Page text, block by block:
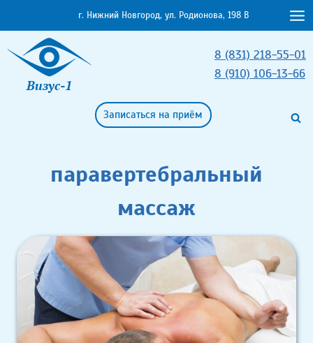
к
содержимому
г. Нижний Новгород, ул. Родионова, 198 В
Визус-1
8 (831) 218-55-01
8 (910) 106-13-66
Записаться на приём
паравертебральный
массаж